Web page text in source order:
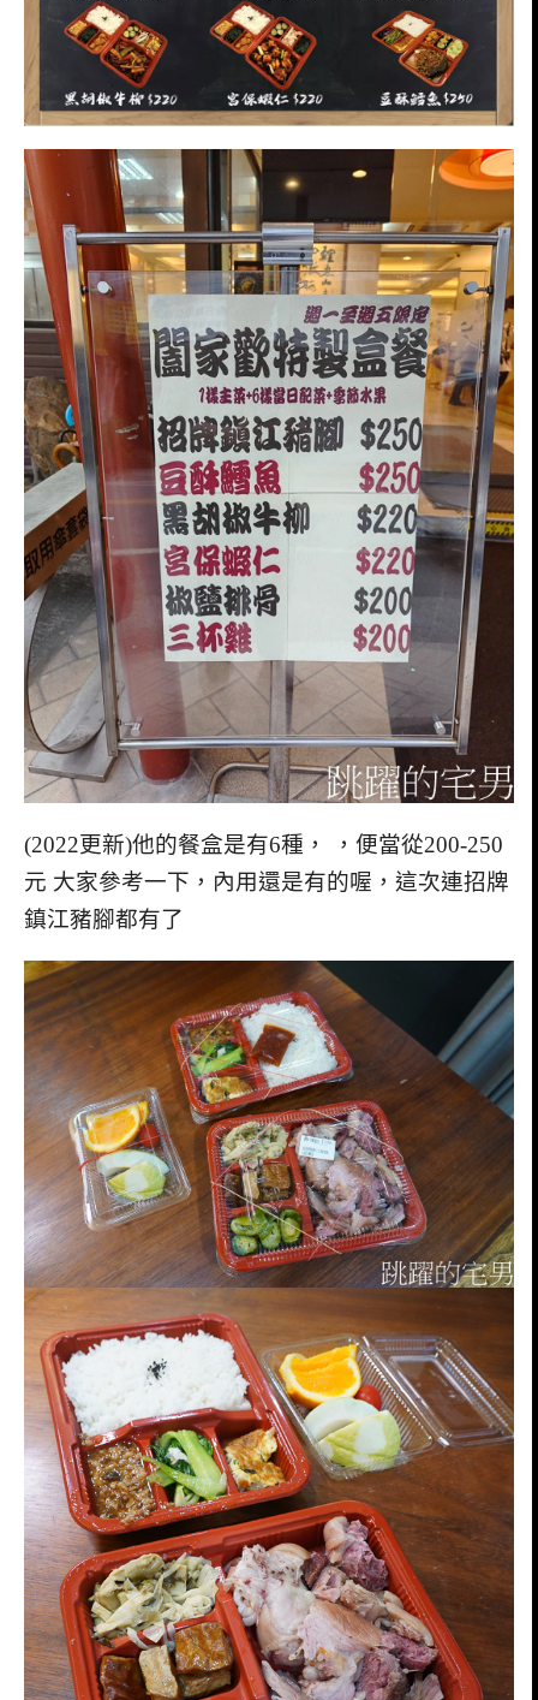
(2022更新)他的餐盒是有6種， ，便當從200-250
元 大家參考一下，內用還是有的喔，這次連招牌
鎮江豬腳都有了